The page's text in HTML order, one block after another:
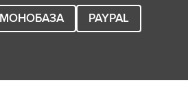
МОНОБАЗА PAYPAL